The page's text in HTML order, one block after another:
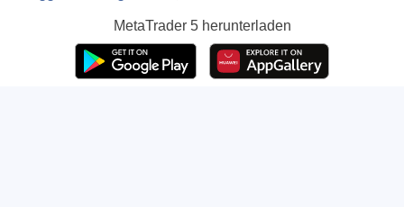
MetaTrader 5herunterladen